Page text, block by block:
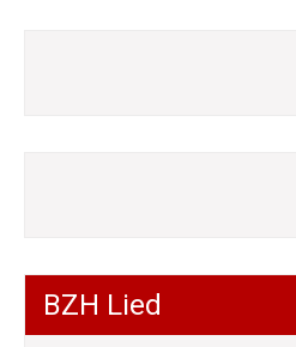
BZH Lied